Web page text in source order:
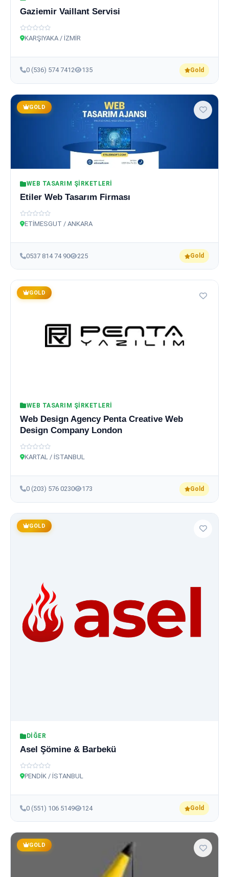
Gaziemir Vaillant Servisi
KARŞIYAKA / İZMİR
0 (536) 574 7412 135 Gold
GOLD
WEB TASARIM ŞIRKETLERI
Etiler Web Tasarım Firması
ETİMESGUT / ANKARA
0537 814 74 90 225 Gold
GOLD
WEB TASARIM ŞIRKETLERI
Web Design Agency Penta Creative Web
Design Company London
KARTAL / İSTANBUL
0 (203) 576 0230 173 Gold
GOLD
DIĞER
Asel Şömine & Barbekü
PENDİK / İSTANBUL
0 (551) 106 5149 124 Gold
GOLD